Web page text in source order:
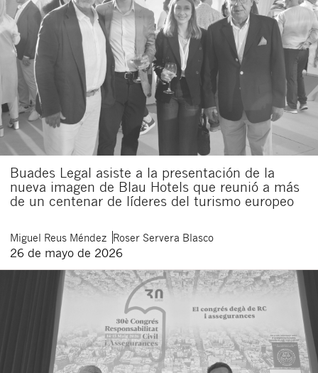
Buades Legal asiste a la presentación de la
nueva imagen de Blau Hotels que reunió a más
de un centenar de líderes del turismo europeo
Miguel Reus Méndez Roser Servera Blasco
26 de mayo de 2026